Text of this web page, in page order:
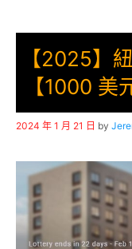
【2025】
【1000
2024 年 1 月 21 日 by